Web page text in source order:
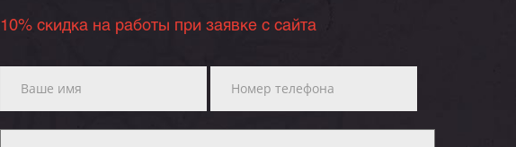
10% скидка на работы при заявке с сайта